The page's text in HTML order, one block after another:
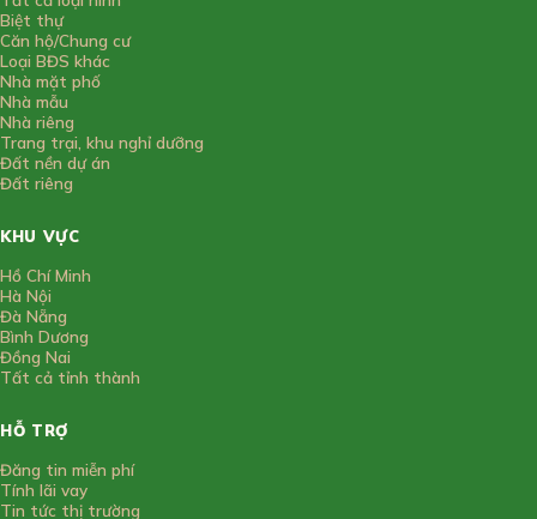
Biệt thự
Căn hộ/Chung cư
Loại BĐS khác
Nhà mặt phố
Nhà mẫu
Nhà riêng
Trang trại, khu nghỉ dưỡng
Đất nền dự án
Đất riêng
KHU VỰC
Hồ Chí Minh
Hà Nội
Đà Nẵng
Bình Dương
Đồng Nai
Tất cả tỉnh thành
HỖ TRỢ
Đăng tin miễn phí
Tính lãi vay
Tin tức thị trường